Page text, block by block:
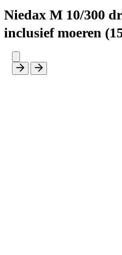
Niedax M 10/300
inclusief moeren